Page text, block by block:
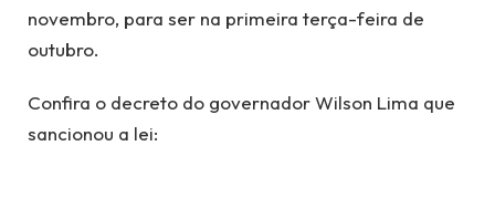
novembro, para ser na primeira terça-feira de
outubro.
Confira o decreto do governador Wilson Lima que
sancionou a lei: